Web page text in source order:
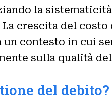
la
crescita del
contesto in cui
sulla qualità
del debito?